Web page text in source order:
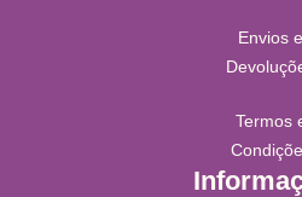
Envios e
Termos